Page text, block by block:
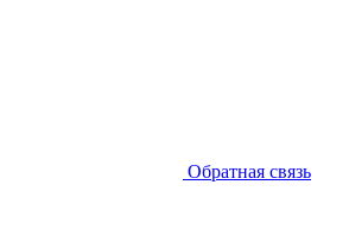
Обратная связь